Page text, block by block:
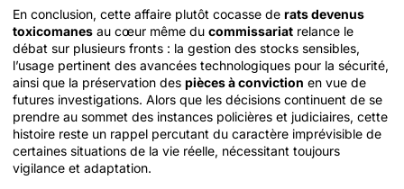
En conclusion, cette affaire plutôt cocasse de rats devenus
toxicomanes au cœur même du commissariat relance le
débat sur plusieurs fronts : la gestion des stocks sensibles,
l’usage pertinent des avancées technologiques pour la sécurité,
ainsi que la préservation des pièces à conviction en vue de
futures investigations. Alors que les décisions continuent de se
prendre au sommet des instances policières et judiciaires, cette
histoire reste un rappel percutant du caractère imprévisible de
certaines situations de la vie réelle, nécessitant toujours
vigilance et adaptation.